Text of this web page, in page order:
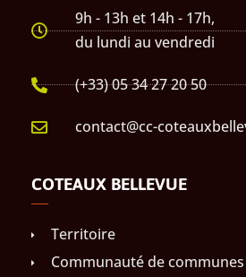
9h - 13h et 14h - 17h,
du lundi au vendredi
(+33) 05 34 27 20 50
contact@cc-
COTEAUX BELLEVUE
Territoire
Communauté de communes